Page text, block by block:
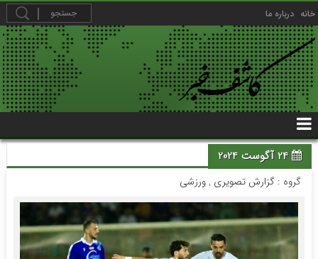
خانه درباره ما
24 آگوست 2024
گروه :گزارش تصویری ,ورزشی